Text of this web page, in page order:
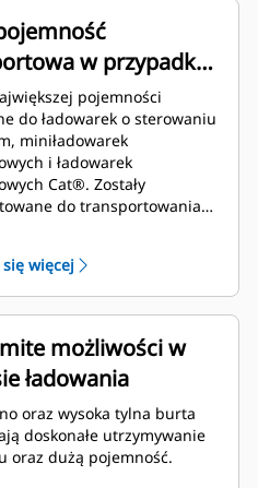
w przypadku
o małej gęstości
pojemności
do ładowarek o sterowaniu
miniładowarek
i ładowarek
Cat®. Zostały
do transportowania
ściółka, nawozy, pasze
więcej
możliwości w
ładowania
oraz wysoka tylna burta
doskonałe utrzymywanie
oraz dużą pojemność.